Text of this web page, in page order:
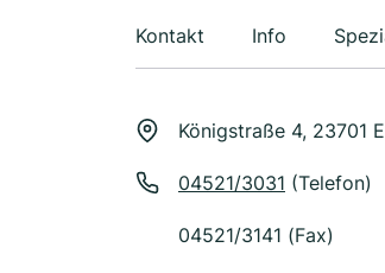
Kontakt Info
Königstraße 4, 23701
04521/3031 (Telefon)
04521/3141 (Fax)